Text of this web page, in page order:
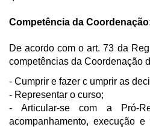
Competência da
De acordo com o art. 73 da
competências da Coordenação
- Cumprir e fazer c umprir as
- Representar o curso;
- Articular-se com a Pró-
acompanhamento, execução